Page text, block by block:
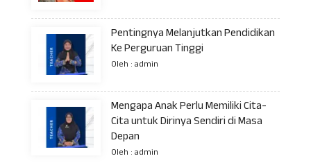
Pentingnya Melanjutkan Pendidikan
Ke Perguruan Tinggi
Oleh : admin
Mengapa Anak Perlu Memiliki Cita-
Cita untuk Dirinya Sendiri di Masa
Depan
Oleh : admin